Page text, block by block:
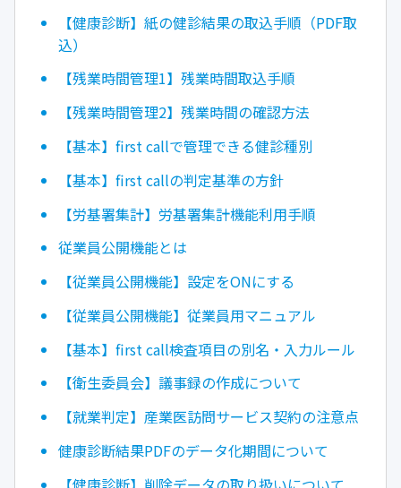
【健康診断】紙の健診結果の取込手順（PDF取
込）
【残業時間管理1】残業時間取込手順
【残業時間管理2】残業時間の確認方法
【基本】first callで管理できる健診種別
【基本】first callの判定基準の方針
【労基署集計】労基署集計機能利用手順
従業員公開機能とは
【従業員公開機能】設定をONにする
【従業員公開機能】従業員用マニュアル
【基本】first call検査項目の別名・入力ルール
【衛生委員会】議事録の作成について
【就業判定】産業医訪問サービス契約の注意点
健康診断結果PDFのデータ化期間について